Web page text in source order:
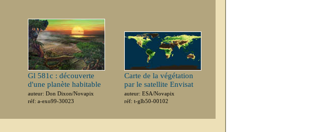
Gl 581c : découverte
d'une planète habitable
auteur: Don Dixon/Novapix
réf: a-exo99-30023
Carte de la végétation
par le satellite Envisat
auteur: ESA/Novapix
réf: t-glb50-00102